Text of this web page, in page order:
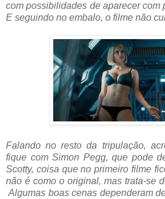
com possibilidades de aparecer com
E seguindo no embalo, o filme não
Falando no resto da tripulação,
fique com Simon Pegg, que pode
Scotty, coisa que no primeiro filme
não é como o original, mas trata-se
Algumas boas cenas dependeram